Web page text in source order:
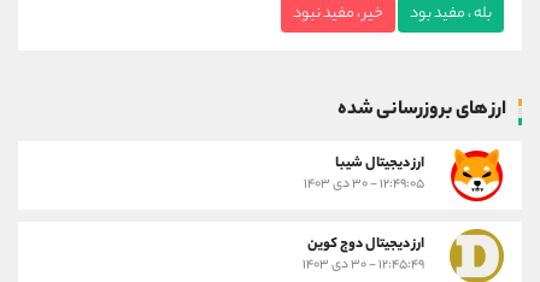
بله ، مفید بود خیر ، مفید نبود
ارز های بروزرسانی شده
ارز ديجيتال شیبا
۱۲:۴۹:۰۵ - ۳۰ دی ۱۴۰۳
ارز دیجیتال دوج کوین
۱۲:۴۵:۴۹ - ۳۰ دی ۱۴۰۳